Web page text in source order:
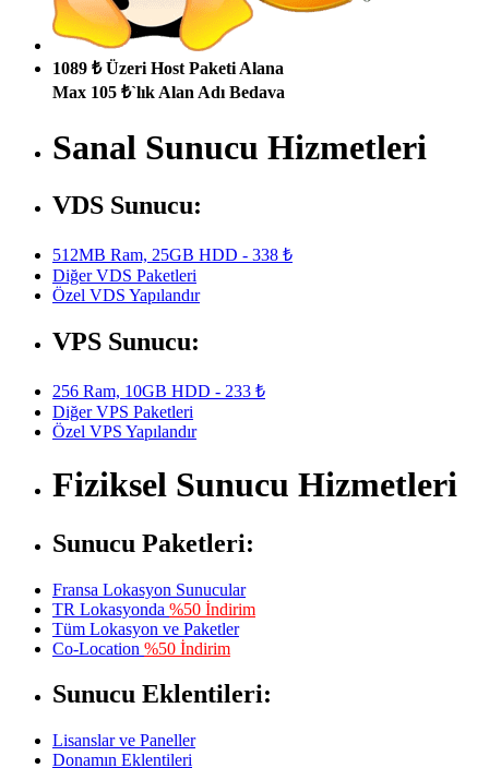
1089 ₺ Üzeri Host Paketi Alana
Max 105 ₺`lık Alan Adı Bedava
Sanal Sunucu Hizmetleri
VDS Sunucu:
512MB Ram, 25GB HDD - 338 ₺
Diğer VDS Paketleri
Özel VDS Yapılandır
VPS Sunucu:
256 Ram, 10GB HDD - 233 ₺
Diğer VPS Paketleri
Özel VPS Yapılandır
Fiziksel Sunucu Hizmetleri
Sunucu Paketleri:
Fransa Lokasyon Sunucular
TR Lokasyonda %50 İndirim
Tüm Lokasyon ve Paketler
Co-Location %50 İndirim
Sunucu Eklentileri:
Lisanslar ve Paneller
Donamın Eklentileri